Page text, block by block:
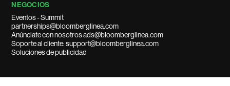
NEGOCIOS
Eventos - Summit
partnerships@bloomberglinea.com
Anúnciate con nosotros ads@bloomberglinea.com
Soporte al cliente: support@bloomberglinea.com
Soluciones de publicidad